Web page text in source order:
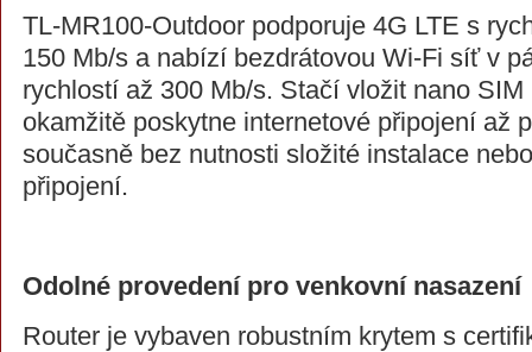
TL-MR100-Outdoor podporuje 4G LTE s
150 Mb/s a nabízí bezdrátovou Wi-Fi síť v
rychlostí až 300 Mb/s. Stačí vložit nano SIM
okamžitě poskytne internetové připojení až
současně bez nutnosti složité instalace
připojení.
Odolné provedení pro venkovní nasazení
Router je vybaven robustním krytem s